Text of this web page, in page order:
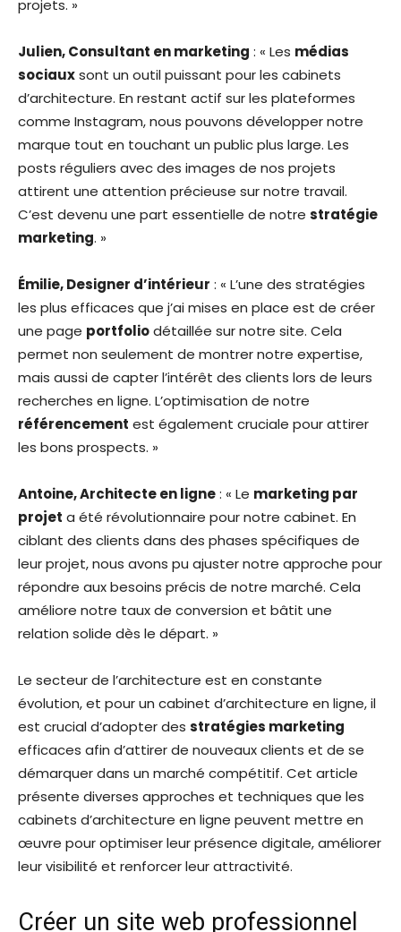
projets. »
Julien, Consultant en marketing : « Les médias
sociauxsont un outil puissant pour les cabinets
d’architecture. En restant actif sur les plateformes
comme Instagram, nous pouvons développer notre
marque tout en touchant un public plus large. Les
posts réguliers avec des images de nos projets
attirent une attention précieuse sur notre travail.
C’est devenu une part essentielle de notre stratégie
marketing. »
Émilie, Designer d’intérieur : « L’une des stratégies
les plus efficaces que j’ai mises en place est de créer
une page portfoliodétaillée sur notre site. Cela
permet non seulement de montrer notre expertise,
mais aussi de capter l’intérêt des clients lors de leurs
recherches en ligne. L’optimisation de notre
référencement est également cruciale pour attirer
les bons prospects. »
Antoine, Architecte en ligne: « Le marketing par
projet a été révolutionnaire pour notre cabinet. En
ciblant des clients dans des phases spécifiques de
leur projet, nous avons pu ajuster notre approche pour
répondre aux besoins précis de notre marché. Cela
améliore notre taux de conversion et bâtit une
relation solide dès le départ. »
Le secteur de l’architecture est en constante
évolution, et pour un cabinet d’architecture en ligne, il
est crucial d’adopter des stratégies marketing
efficaces afin d’attirer de nouveaux clients et de se
démarquer dans un marché compétitif. Cet article
présente diverses approches et techniques que les
cabinets d’architecture en ligne peuvent mettre en
œuvre pour optimiser leur présence digitale, améliorer
leur visibilité et renforcer leur attractivité.
Créer un site web professionnel